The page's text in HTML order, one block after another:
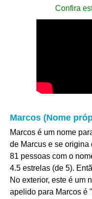
Confira
Marcos (Nome
Marcos é um nome
de Marcus e se
81 pessoas com o
4.5 estrelas (de 5).
No exterior, este é um
apelido para Marcos é